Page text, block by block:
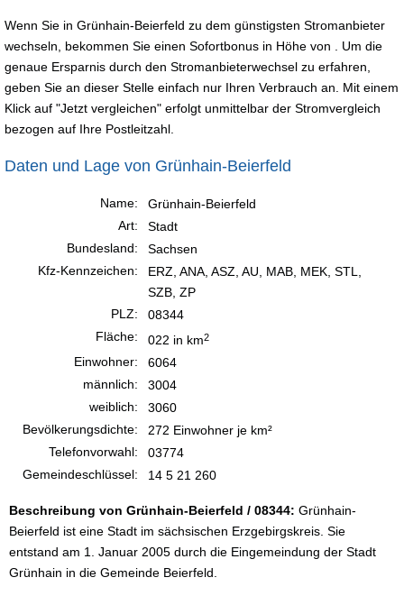
Wenn Sie in Grünhain-Beierfeld zu dem günstigsten Stromanbieter
wechseln, bekommen Sie einen Sofortbonus in Höhe von . Um die
genaue Ersparnis durch den Stromanbieterwechsel zu erfahren,
geben Sie an dieser Stelle einfach nur Ihren Verbrauch an. Mit einem
Klick auf "Jetzt vergleichen" erfolgt unmittelbar der Stromvergleich
bezogen auf Ihre Postleitzahl.
Daten und Lage von Grünhain-Beierfeld
Name:
Grünhain-Beierfeld
Art:
Stadt
Bundesland:
Sachsen
Kfz-Kennzeichen:
ERZ, ANA, ASZ, AU, MAB, MEK, STL,
SZB, ZP
PLZ:
08344
Fläche:
022 in km2
Einwohner:
6064
männlich:
3004
weiblich:
3060
Bevölkerungsdichte:
272 Einwohner je km²
Telefonvorwahl:
03774
Gemeindeschlüssel:
14 5 21 260
Beschreibung von Grünhain-Beierfeld / 08344: Grünhain-
Beierfeld ist eine Stadt im sächsischen Erzgebirgskreis. Sie
entstand am 1. Januar 2005 durch die Eingemeindung der Stadt
Grünhain in die Gemeinde Beierfeld.